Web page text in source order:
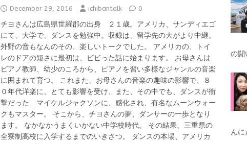
December 29, 2016 ichibantalk 0
チヨさんは広島県世羅郡の出身 ２１歳。アメリカ、サンディエゴ
にて、大学で、ダンスを勉強中。収録は、留学先の大がより中継。
外野の音もなんのその、楽しいトークでした。 アメリカの、トイ
レのドアの短さに最初は、ビビった話に始まります。 お母さんは
ピアノ教師、幼少のころから、ピアノを習い多様なジャンルの音楽
に囲まれて育つ。 これまた、お母さんの音楽の趣味の影響で、８
０年代洋楽に、とても影響を受け、また、その中でも、ダンスが衝
撃だった マイケルジャクソンに、感化され、有名なムーンウォー
クもマスター。 そこから、チヨさんの夢、ダンサーの一歩となり
ます。 なかなかうまくいかない中学校時代。 その結果、三重県の
全寮制高校に入学するまでのいきさつ。 ダンスの本場、アメリカ
の闘
んに